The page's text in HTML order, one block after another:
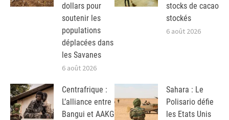
dollars pour
soutenir les
populations
déplacées dans
les Savanes
6 août 2026
stocks de cacao
stockés
6 août 2026
Centrafrique :
L’alliance entre
Bangui et AAKG
Sahara : Le
Polisario défie
les Etats Unis